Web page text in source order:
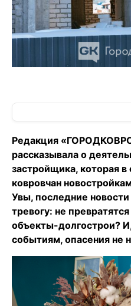
Редакция
рассказывала о
застройщика, которая
ковровчан
Увы, последние
тревогу: не
объекты-долгострои?
событиям, опасения не